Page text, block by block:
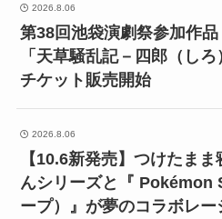
2026.8.06
第38回池袋演劇祭参加作
「天草騒乱記－四郎（し
チケット販売開始
2026.8.06
【10.6新発売】つけたま
んシリーズと『 Pokémon
ープ）』が夢のコラボレー